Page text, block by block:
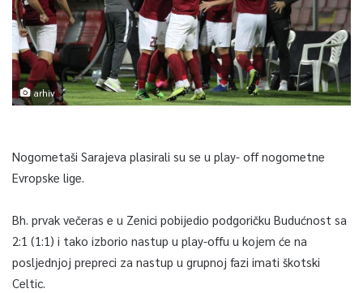
arhiv
Nogometaši Sarajeva plasirali su se u play- off nogometne
Evropske lige.
Bh. prvak večeras e u Zenici pobijedio podgoričku Budućnost sa
2:1 (1:1) i tako izborio nastup u play-offu u kojem će na
posljednjoj prepreci za nastup u grupnoj fazi imati škotski
Celtic.